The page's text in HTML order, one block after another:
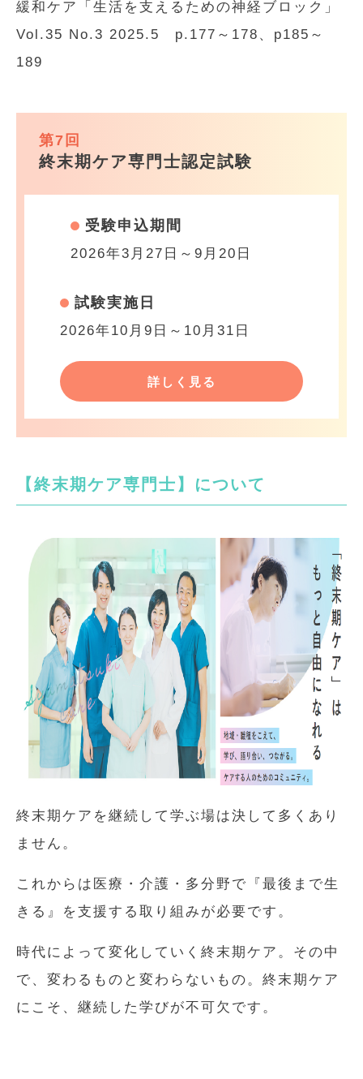
緩和ケア「生活を支えるための神経ブロック」
Vol.35 No.3 2025.5 p.177～178、p185～
189
第7回
終末期ケア専門士認定試験
受験申込期間
2026年3月27日～9月20日
試験実施日
2026年10月9日～10月31日
詳しく見る
【終末期ケア専門士】について
終末期ケアを継続して学ぶ場は決して多くあり
ません。
これからは医療・介護・多分野で『最後まで生
きる』を支援する取り組みが必要です。
時代によって変化していく終末期ケア。その中
で、変わるものと変わらないもの。終末期ケア
にこそ、継続した学びが不可欠です。